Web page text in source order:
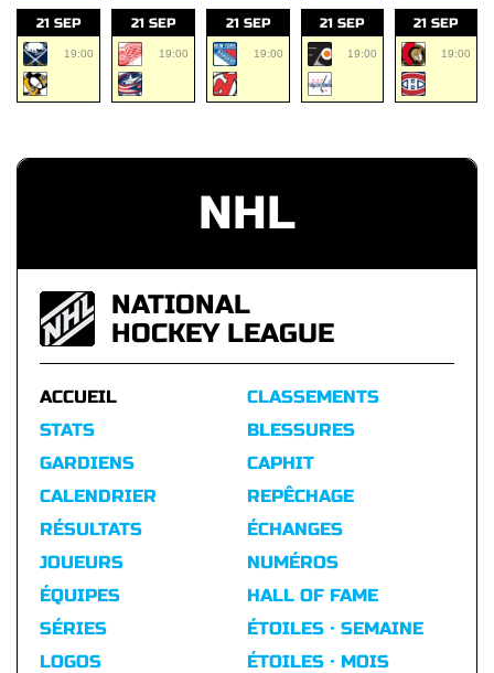
21 SEP
19:00
21 SEP
19:00
21 SEP
19:00
21 SEP
19:00
21 SEP
19:00
NHL
NATIONAL
HOCKEY LEAGUE
ACCUEIL
STATS
GARDIENS
CALENDRIER
RÉSULTATS
CLASSEMENTS
BLESSURES
CAPHIT
REPÊCHAGE
ÉCHANGES
JOUEURS
ÉQUIPES
SÉRIES
LOGOS
NUMÉROS
HALL OF FAME
ÉTOILES · SEMAINE
ÉTOILES · MOIS